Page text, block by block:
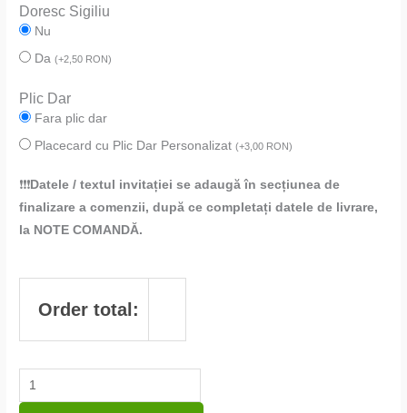
Doresc Sigiliu
Nu
Da(+2,50 RON)
Plic Dar
Fara plic dar
Placecard cu Plic Dar Personalizat(+3,00 RON)
❗❗❗ Datele / textul invitației se adaugă în secțiunea de
finalizare a comenzii, după ce completați datele de livrare,
la NOTE COMANDĂ.
Order total: